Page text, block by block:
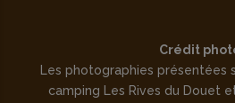
Crédit
Les photographies présentées
camping Les Rives du Douet